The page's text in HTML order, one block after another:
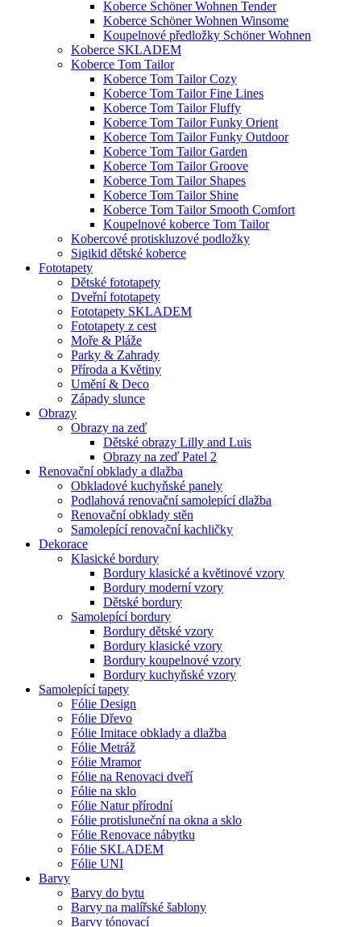
Koberce Schöner Wohnen Tender
Koberce Schöner Wohnen Winsome
Koupelnové předložky Schöner Wohnen
Koberce SKLADEM
Koberce Tom Tailor
Koberce Tom Tailor Cozy
Koberce Tom Tailor Fine Lines
Koberce Tom Tailor Fluffy
Koberce Tom Tailor Funky Orient
Koberce Tom Tailor Funky Outdoor
Koberce Tom Tailor Garden
Koberce Tom Tailor Groove
Koberce Tom Tailor Shapes
Koberce Tom Tailor Shine
Koberce Tom Tailor Smooth Comfort
Koupelnové koberce Tom Tailor
Kobercové protiskluzové podložky
Sigikid dětské koberce
Fototapety
Dětské fototapety
Dveřní fototapety
Fototapety SKLADEM
Fototapety z cest
Moře & Pláže
Parky & Zahrady
Příroda a Květiny
Umění & Deco
Západy slunce
Obrazy
Obrazy na zeď
Dětské obrazy Lilly and Luis
Obrazy na zeď Patel 2
Renovační obklady a dlažba
Obkladové kuchyňské panely
Podlahová renovační samolepící dlažba
Renovační obklady stěn
Samolepící renovační kachličky
Dekorace
Klasické bordury
Bordury klasické a květinové vzory
Bordury moderní vzory
Dětské bordury
Samolepící bordury
Bordury dětské vzory
Bordury klasické vzory
Bordury koupelnové vzory
Bordury kuchyňské vzory
Samolepící tapety
Fólie Design
Fólie Dřevo
Fólie Imitace obklady a dlažba
Fólie Metráž
Fólie Mramor
Fólie na Renovaci dveří
Fólie na sklo
Fólie Natur přírodní
Fólie protisluneční na okna a sklo
Fólie Renovace nábytku
Fólie SKLADEM
Fólie UNI
Barvy
Barvy do bytu
Barvy na malířské šablony
Barvy tónovací